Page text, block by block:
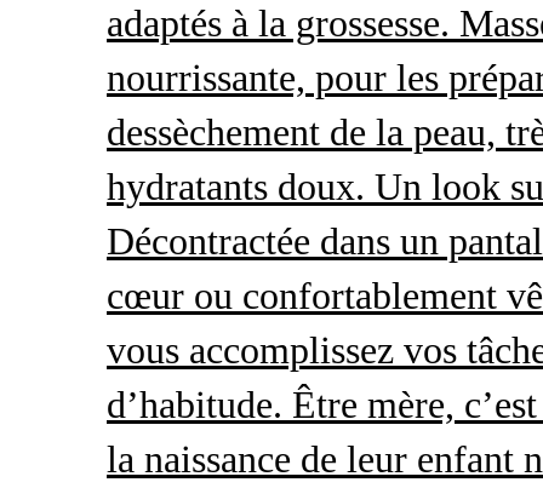
adaptés à la grossesse.
nourrissante, pour les
dessèchement de la peau,
hydratants doux. Un look
Décontractée dans un
cœur ou confortablement
vous accomplissez vos
d’habitude. Être mère,
la naissance de leur enfant